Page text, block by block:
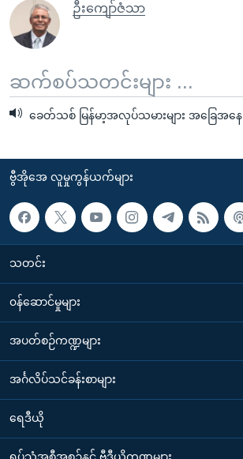
ဦးကျော်ဇံသာ
ဆက်စပ်သတင်းများ ...
ခေတ်သစ် မြန်မာ့အလုပ်သမားများ အခြေအနေ
ဗွီအိုအေ လူမှုကွန်ယက်များ
သတင်း
၀န်ဆောင်မှုများ
အပတ်စဉ်ကဏ္ဍများ
အင်္ဂလိပ်သင်ခန်းစာများ
ရေဒီယို